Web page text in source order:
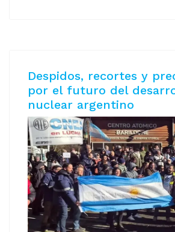
Despidos, recortes y
por el futuro del
nuclear argentino